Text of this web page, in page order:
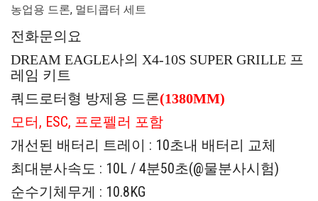
농업용 드론, 멀티콥터 세트
전화문의요
DREAM EAGLE사의 X4-10S SUPER GRILLE 프
레임 키트
쿼드로터형 방제용 드론(1380MM)
모터, ESC, 프로펠러 포함
개선된 배터리 트레이 : 10초내 배터리 교체
최대분사속도 : 10L / 4분50초(@물분사시험)
순수기체무게 : 10.8KG